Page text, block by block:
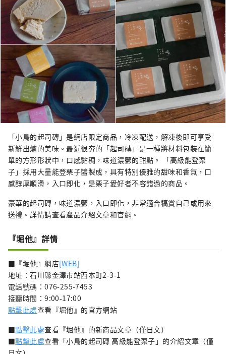
「小鳥的起司磚」是網店限定商品，冷凍配送，解凍後即可享受
新鮮出爐的美味。最近很夯的「起司磚」是一種將材料包裝在簡
單的方形形狀中，口感黏稠，味道濃鬱的甜點。 「高級能登栗
子」採用大量能登栗子醬製成，具有特別優雅的甜味和香氣，口
感醇厚順滑，入口即化，是栗子愛好者不容錯過的商品。
豪華的起司磚，味道濃鬱，入口即化，非常適合犒賞自己或用來
送禮。詳情請查看產品介紹文章和官網。
『堀他』詳情
■『堀他』網店[WEB]
地址：石川縣金澤市站西本町2-3-1
電話號碼：076-255-7453
接聽時間：9:00-17:00
點擊此處查看『堀他』的官方網站
■點擊此處查看『堀他』的新商品文章（僅日文）
■點擊此處查看「小鳥的起司磚 高級能登栗子」的介紹文章（僅